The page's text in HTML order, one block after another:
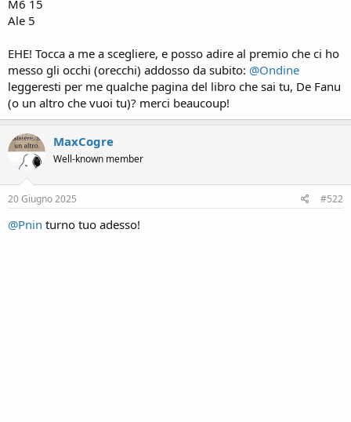
i
o
e
M6 15
Ale 5
EHE! Tocca a me a scegliere, e posso adire al premio che ci ho
messo gli occhi (orecchi) addosso da subito: @Ondine
leggeresti per me qualche pagina del libro che sai tu, De Fanu
(o un altro che vuoi tu)? merci beaucoup!
MaxCogre
Well-known member
20 Giugno 2025 #522
@Pnin turno tuo adesso!